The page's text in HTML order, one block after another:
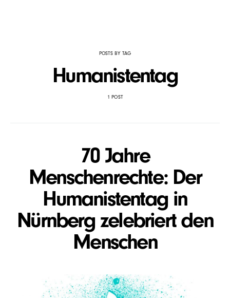
POSTS BY TAG
Humanistentag
1 POST
70 Jahre
Menschenrechte: Der
Humanistentag in
Nürnberg zelebriert den
Menschen